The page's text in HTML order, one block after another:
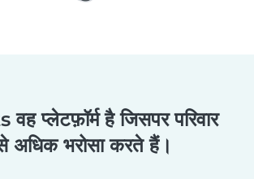
प्लेटफ़ॉर्म है जिसपर परिवार
अधिक भरोसा करते हैं।